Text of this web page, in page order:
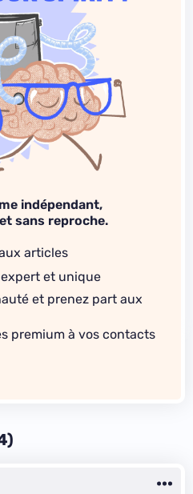
indépendant,
sans reproche.
articles
et unique
et prenez part aux
premium à vos contacts